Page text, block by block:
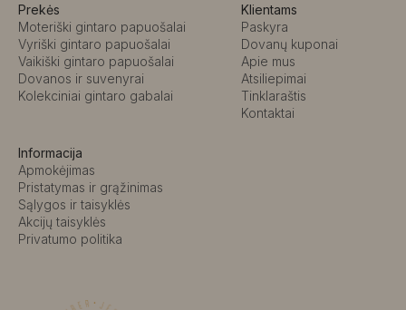
Prekės
Moteriški gintaro papuošalai
Vyriški gintaro papuošalai
Vaikiški gintaro papuošalai
Dovanos ir suvenyrai
Kolekciniai gintaro gabalai
Klientams
Paskyra
Dovanų kuponai
Apie mus
Atsiliepimai
Tinklaraštis
Kontaktai
Informacija
Apmokėjimas
Pristatymas ir grąžinimas
Sąlygos ir taisyklės
Akcijų taisyklės
Privatumo politika